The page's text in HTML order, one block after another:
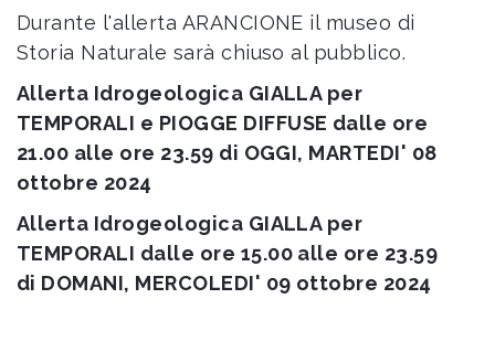
Durante l'allerta ARANCIONE il museo di
Storia Naturale sarà chiuso al pubblico.
Allerta Idrogeologica GIALLA per
TEMPORALI e PIOGGE DIFFUSE dalle ore
21.00 alle ore 23.59 di OGGI, MARTEDI' 08
ottobre 2024
Allerta Idrogeologica GIALLA per
TEMPORALI dalle ore 15.00 alle ore 23.59
di DOMANI, MERCOLEDI' 09 ottobre 2024